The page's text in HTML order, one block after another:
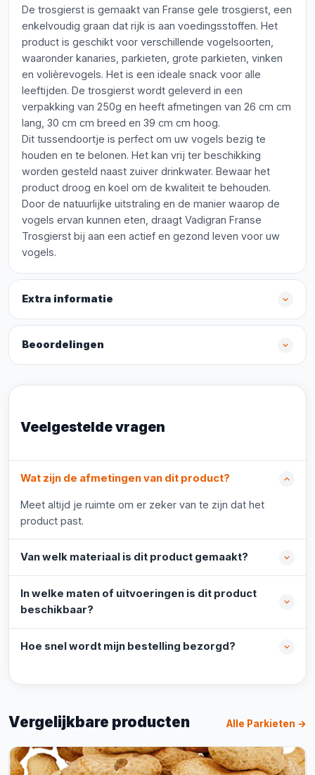
De trosgierst is gemaakt van Franse gele trosgierst, een
enkelvoudig graan dat rijk is aan voedingsstoffen. Het
product is geschikt voor verschillende vogelsoorten,
waaronder kanaries, parkieten, grote parkieten, vinken
en volièrevogels. Het is een ideale snack voor alle
leeftijden. De trosgierst wordt geleverd in een
verpakking van 250g en heeft afmetingen van 26 cm cm
lang, 30 cm cm breed en 39 cm cm hoog.
Dit tussendoortje is perfect om uw vogels bezig te
houden en te belonen. Het kan vrij ter beschikking
worden gesteld naast zuiver drinkwater. Bewaar het
product droog en koel om de kwaliteit te behouden.
Door de natuurlijke uitstraling en de manier waarop de
vogels ervan kunnen eten, draagt Vadigran Franse
Trosgierst bij aan een actief en gezond leven voor uw
vogels.
Extra informatie
Beoordelingen
Veelgestelde vragen
Wat zijn de afmetingen van dit product?
Meet altijd je ruimte om er zeker van te zijn dat het
product past.
Van welk materiaal is dit product gemaakt?
In welke maten of uitvoeringen is dit product
beschikbaar?
Hoe snel wordt mijn bestelling bezorgd?
Vergelijkbare producten Alle Parkieten →